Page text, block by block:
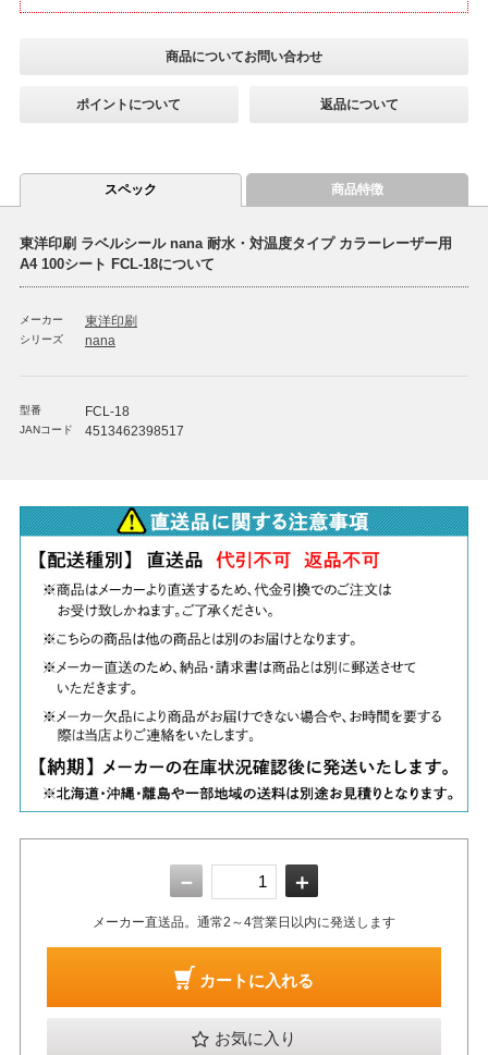
商品についてお問い合わせ
ポイントについて 返品について
スペック 商品特徴
東洋印刷 ラベルシール nana 耐水・対温度タイプ カラーレーザー用
A4 100シート FCL-18について
メーカー 東洋印刷
シリーズ nana
型番 FCL-18
JANコード 4513462398517
－ ＋
メーカー直送品。通常2～4営業日以内に発送します
カートに入れる
お気に入り